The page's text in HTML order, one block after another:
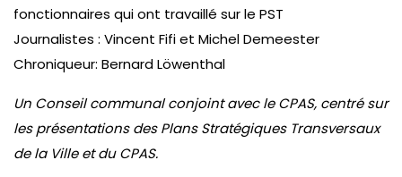
fonctionnaires qui ont travaillé sur le PST
Journalistes : Vincent Fifi et Michel Demeester
Chroniqueur: Bernard Löwenthal
Un Conseil communal conjoint avec le CPAS, centré sur
les présentations des Plans Stratégiques Transversaux
de la Ville et du CPAS.